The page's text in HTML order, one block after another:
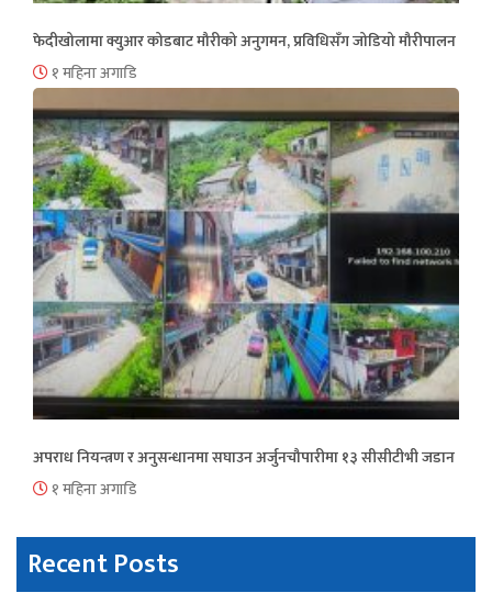
फेदीखोलामा क्युआर कोडबाट मौरीको अनुगमन, प्रविधिसँग जोडियो मौरीपालन
१ महिना अगाडि
अपराध नियन्त्रण र अनुसन्धानमा सघाउन अर्जुनचौपारीमा १३ सीसीटीभी जडान
१ महिना अगाडि
Recent Posts